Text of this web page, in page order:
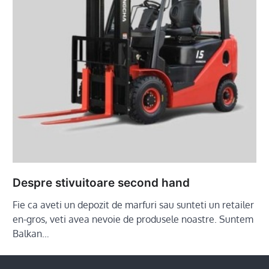
Despre stivuitoare second hand
Fie ca aveti un depozit de marfuri sau sunteti un retailer
en-gros, veti avea nevoie de produsele noastre. Suntem
Balkan…